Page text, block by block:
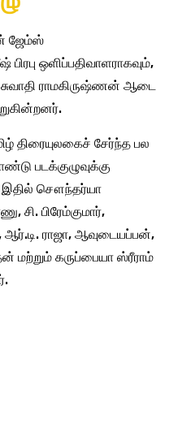
ஜேம்ஸ்
ஒளிப்பதிவாளராகவும்,
ராமகிருஷ்ணன் ஆடை
திரையுலகைச் சேர்ந்த பல
படக்குழுவுக்கு
இதில் சௌந்தர்யா
சி. பிரேம்குமார்,
ராஜா, ஆவுடையப்பன்,
மற்றும் கருப்பையா ஸ்ரீராம்